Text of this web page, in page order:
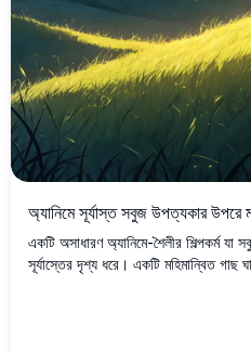
অ্যানিমে সূর্যাস্ত সবুজ উপত্যকার উপরে
একটি অসাধারণ অ্যানিমে-শৈলীর শিল্পকর্ম
সূর্যাস্তের দৃশ্য ধরে। একটি মহিমান্বিত গাছ